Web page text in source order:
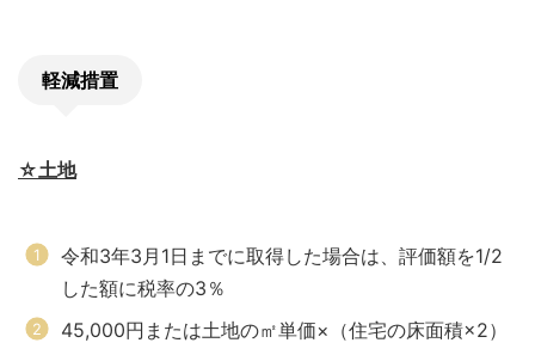
軽減措置
☆土地
令和3年3月1日までに取得した場合は、評価額を1/2
した額に税率の3％
45,000円または土地の㎡単価×（住宅の床面積×2）